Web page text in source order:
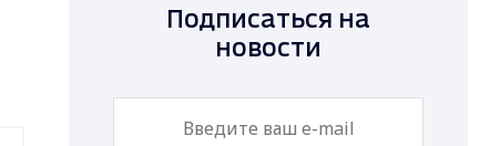
Подписаться на
новости